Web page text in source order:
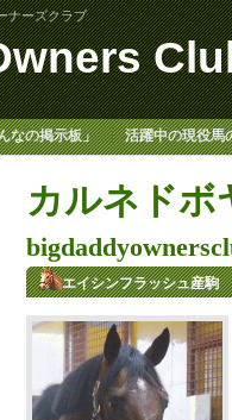
ナーズクラブ
なの掲示板」 活躍中の現役馬
カルネドボ
エイシンフラッシュ産駒